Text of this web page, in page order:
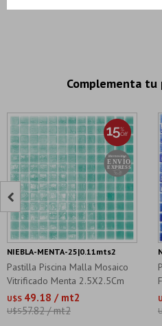
Complementa tu
Pastilla Piscina Malla Mosaico
Vitrificado Menta 2.5X2.5Cm
U$S 49.18 / mt2
U$S57.82 / mt2
NIEBLA-MENTA-25|0.11mts2
